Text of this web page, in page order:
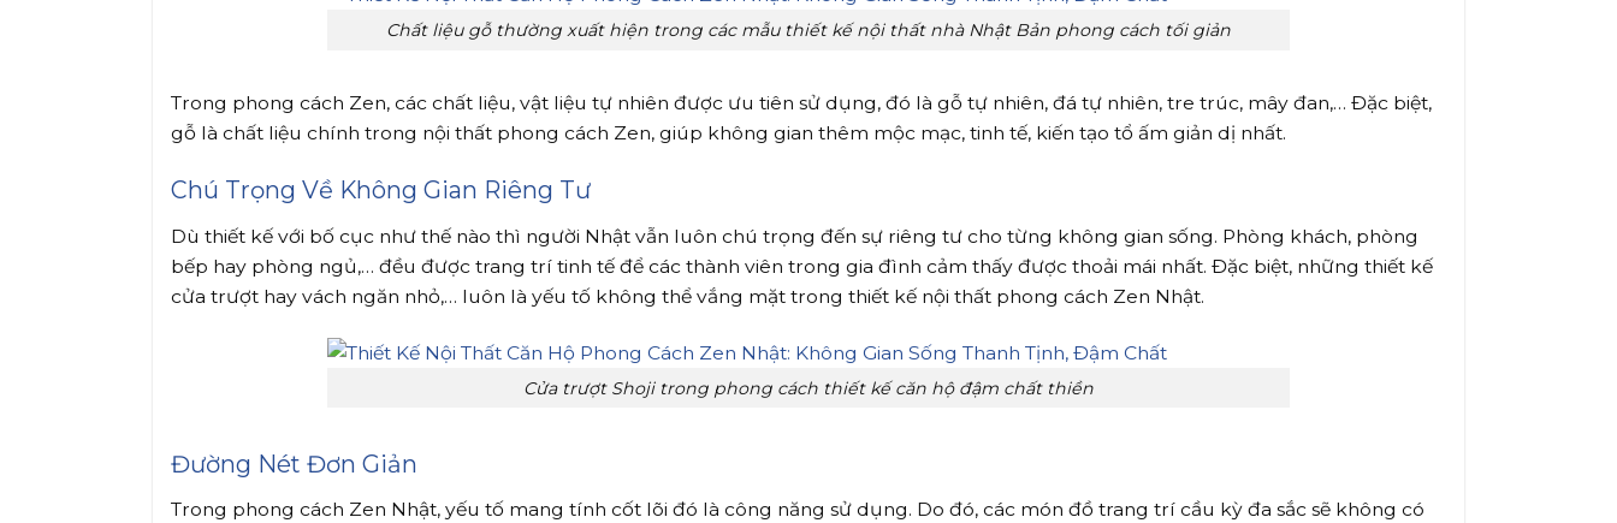
Chất liệu gỗ thường xuất hiện trong các mẫu thiết kế nội thất nhà Nhật Bản phong cách tối giản
Trong phong cách Zen, các chất liệu, vật liệu tự nhiên được ưu tiên sử dụng, đó là gỗ tự nhiên, đá tự nhiên, tre trúc, mây đan,… Đặc biệt,
gỗ là chất liệu chính trong nội thất phong cách Zen, giúp không gian thêm mộc mạc, tinh tế, kiến tạo tổ ấm giản dị nhất.
Chú Trọng Về Không Gian Riêng Tư
Dù thiết kế với bố cục như thế nào thì người Nhật vẫn luôn chú trọng đến sự riêng tư cho từng không gian sống. Phòng khách, phòng
bếp hay phòng ngủ,… đều được trang trí tinh tế để các thành viên trong gia đình cảm thấy được thoải mái nhất. Đặc biệt, những thiết kế
cửa trượt hay vách ngăn nhỏ,… luôn là yếu tố không thể vắng mặt trong thiết kế nội thất phong cách Zen Nhật.
Cửa trượt Shoji trong phong cách thiết kế căn hộ đậm chất thiền
Đường Nét Đơn Giản
Trong phong cách Zen Nhật, yếu tố mang tính cốt lõi đó là công năng sử dụng. Do đó, các món đồ trang trí cầu kỳ đa sắc sẽ không có